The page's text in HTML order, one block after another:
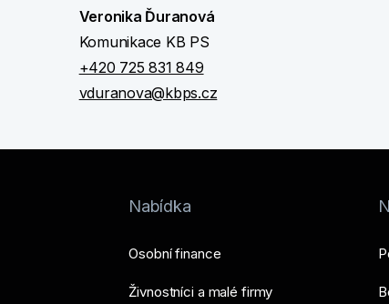
Veronika Ďuranová
Komunikace KB PS
+420 725 831 849
vduranova@kbps.cz
Nabídka
Osobní finance
Živnostníci a malé firmy